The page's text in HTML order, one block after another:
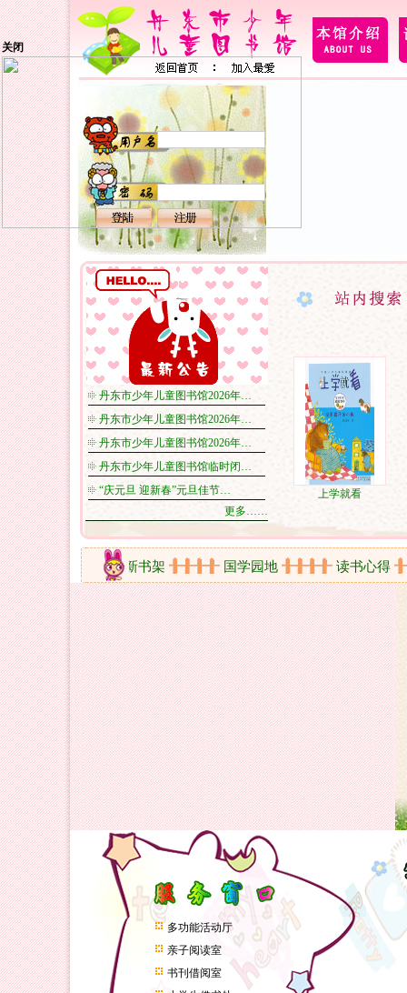
关闭
丹东市少年儿童图书馆2026年…
丹东市少年儿童图书馆2026年…
丹东市少年儿童图书馆2026年…
丹东市少年儿童图书馆临时闭…
“庆元旦 迎新春”元旦佳节…
更多……
上学就看
线视频 新书架 国学园地 读书心得
多功能活动厅
亲子阅读室
书刊借阅室